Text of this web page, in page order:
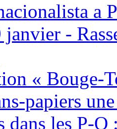
a
janvier -
« Bouge-
papiers
dans les P-